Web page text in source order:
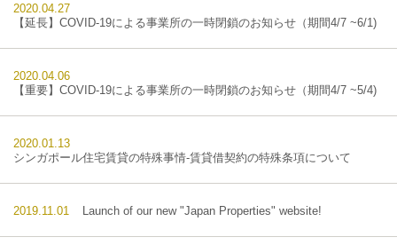
2020.04.27
【延長】COVID-19による事業所の一時閉鎖のお知らせ（期間4/7 ~6/1)
2020.04.06
【重要】COVID-19による事業所の一時閉鎖のお知らせ（期間4/7 ~5/4)
2020.01.13
シンガポール住宅賃貸の特殊事情-賃貸借契約の特殊条項について
2019.11.01 Launch of our new "Japan Properties" website!